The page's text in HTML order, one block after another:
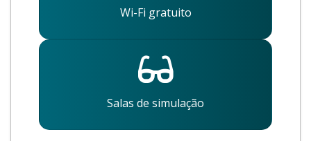
Wi-Fi gratuito
Salas de simulação